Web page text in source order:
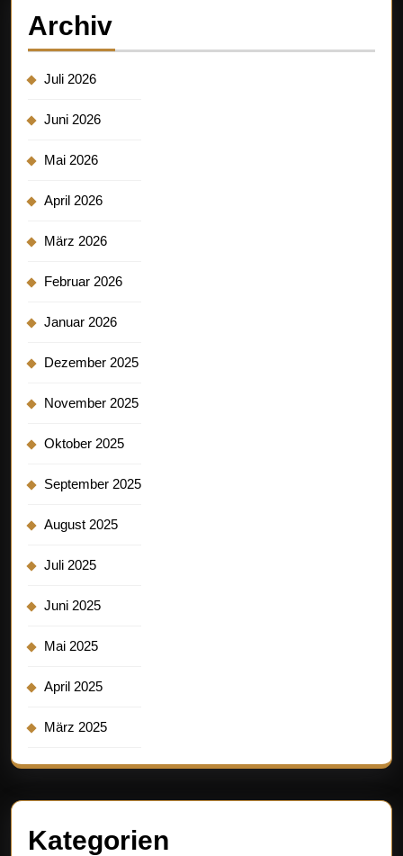
Archiv
Juli 2026
Juni 2026
Mai 2026
April 2026
März 2026
Februar 2026
Januar 2026
Dezember 2025
November 2025
Oktober 2025
September 2025
August 2025
Juli 2025
Juni 2025
Mai 2025
April 2025
März 2025
Kategorien